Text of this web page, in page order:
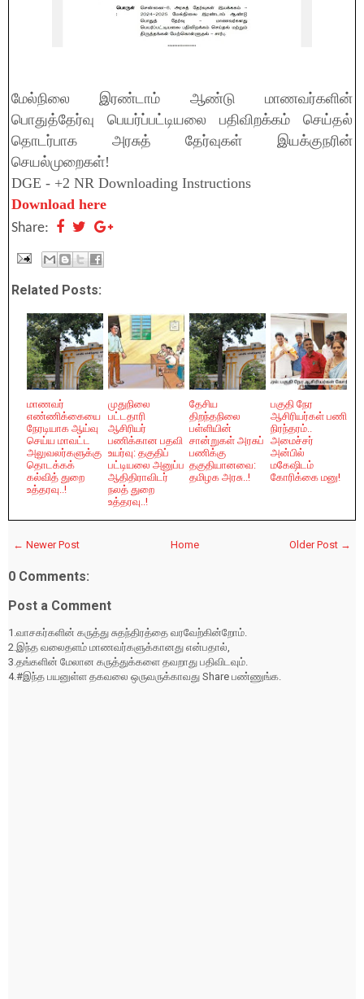
மேல்நிலை இரண்டாம் ஆண்டு மாணவர்களின்
பொதுத்தேர்வு பெயர்ப்பட்டியலை பதிவிறக்கம் செய்தல்
தொடர்பாக அரசுத் தேர்வுகள் இயக்குநரின்
செயல்முறைகள்!
DGE - +2 NR Downloading Instructions
Download here
Share:
Related Posts:
மாணவர்
எண்ணிக்கையை
நேரடியாக ஆய்வு
செய்ய மாவட்ட
அலுவலர்களுக்கு
தொடக்கக்
கல்வித் துறை
உத்தரவு..!
முதுநிலை
பட்டதாரி
ஆசிரியர்
பணிக்கான பதவி
உயர்வு: தகுதிப்
பட்டியலை அனுப்ப
ஆதிதிராவிடர்
நலத் துறை
உத்தரவு..!
தேசிய
திறந்தநிலை
பள்ளியின்
சான்றுகள் அரசுப்
பணிக்கு
தகுதியானவை:
தமிழக அரசு..!
பகுதி நேர
ஆசிரியர்கள் பணி
நிரந்தரம்..
அமைச்சர்
அன்பில்
மகேஷிடம்
கோரிக்கை மனு!
← Newer Post Older Post →
Home
0 Comments:
Post a Comment
1.வாசகர்களின் கருத்து சுதந்திரத்தை வரவேற்கின்றோம்.
2.இந்த வலைதளம் மாணவர்களுக்கானது என்பதால்,
3.தங்களின் மேலான கருத்துக்களை தவறாது பதிவிடவும்.
4.#இந்த பயனுள்ள தகவலை ஒருவருக்காவது Share பண்ணுங்க.